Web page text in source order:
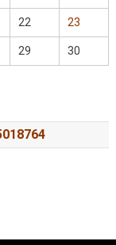
22 23
29 30